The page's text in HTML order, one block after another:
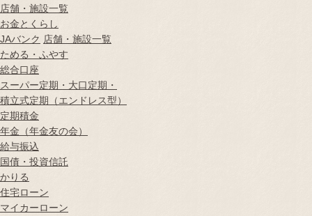
店舗・施設一覧
お金とくらし
JAバンク 店舗・施設一覧
ためる・ふやす
総合口座
スーパー定期・大口定期・
積立式定期（エンドレス型）
定期積金
年金（年金友の会）
給与振込
国債・投資信託
かりる
住宅ローン
マイカーローン